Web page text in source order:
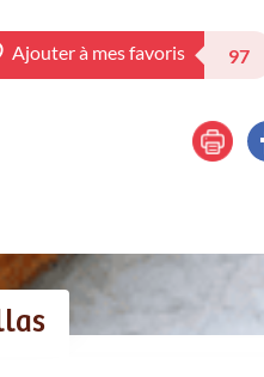
Ajouter à mes favoris 97